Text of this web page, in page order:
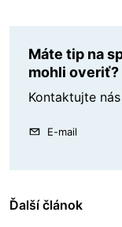
Máte tip na
mohli overiť?
Kontaktujte nás
E-mail
Ďalší článok